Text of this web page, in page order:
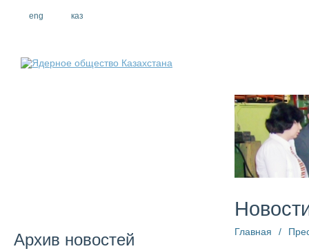
eng каз
Архив новостей Главная /